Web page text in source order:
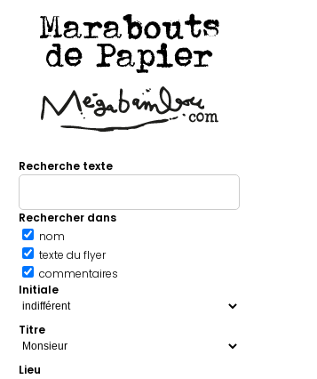
Marabouts
de Papier
Recherche texte
Rechercher dans
nom
texte du flyer
commentaires
Initiale
Titre
Lieu